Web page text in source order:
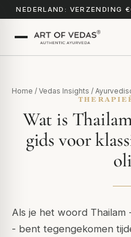
NEDERLAND:
Home / Vedas Insights /
Wat is
gids voor
Als je het woord Thailam
- bent tegengekomen